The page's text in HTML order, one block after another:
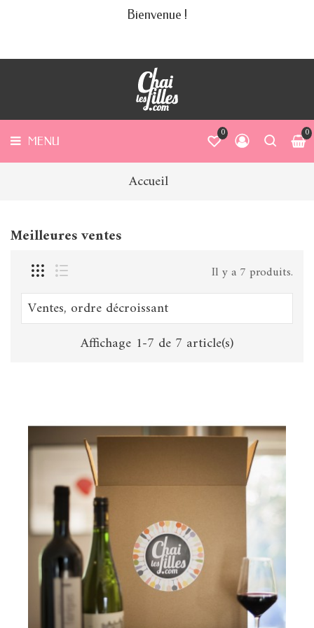
Bienvenue !
MENU
0
0
FILLES
Accueil
Meilleures ventes
Il y a 7 produits.
Ventes, ordre décroissant
Affichage 1-7 de 7 article(s)